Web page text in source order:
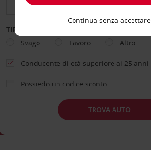
TIPOLOGIA DI NOLEGGIO
Svago
Lavoro Altro
Conducente di età superiore ai 25 anni
Possiedo un codice sconto
TROVA AUTO
Continua senza accettare